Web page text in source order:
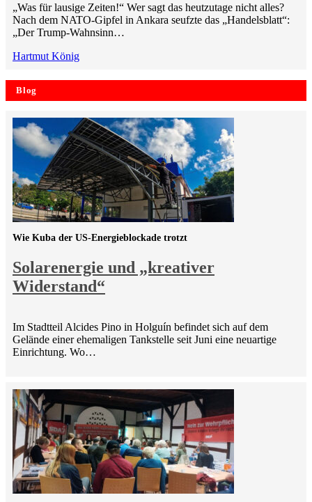
„Was für lausige Zeiten!“ Wer sagt das heutzutage nicht alles?
Nach dem NATO-Gipfel in Ankara seufzte das „Handelsblatt“:
„Der Trump-Wahnsinn…
Hartmut König
Blog
Solarenergie und „kreativer
Widerstand“
Wie Kuba der US-Energieblockade trotzt
Im Stadtteil Alcides Pino in Holguín befindet sich auf dem
Gelände einer ehemaligen Tankstelle seit Juni eine neuartige
Einrichtung. Wo…